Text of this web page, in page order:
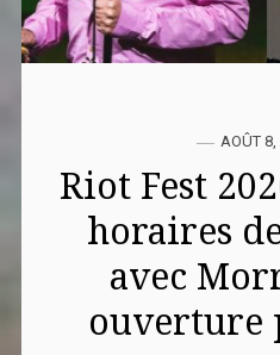
AOÛT
Riot Fest
horaires
avec
ouverture